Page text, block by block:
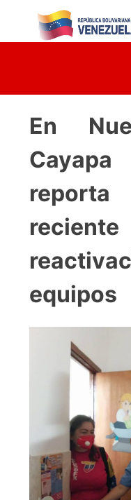
content
En
equipos